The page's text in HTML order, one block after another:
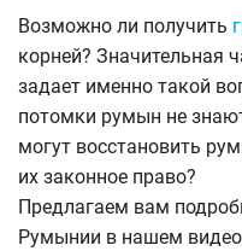
Возможно ли получить
корней? Значительная
задает именно такой
потомки румын не
могут восстановить
их законное право?
Предлагаем вам
Румынии в нашем